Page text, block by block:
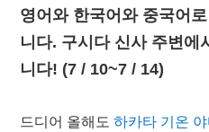
영어와 한국어와 중국어
니다. 구시다 신사 주변에
니다! (7 / 10~7 / 14)
드디어 올해도하카타 기온